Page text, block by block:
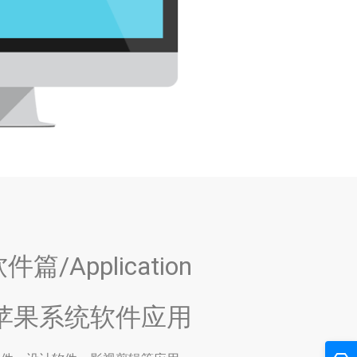
篇/Application
果系统软件应用